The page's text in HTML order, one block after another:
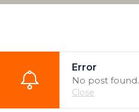
Error
No post found.
Close